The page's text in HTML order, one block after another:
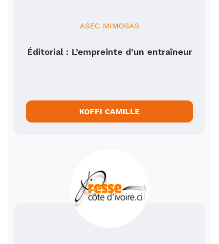
ASEC MIMOSAS
Éditorial : L’empreinte d’un entraîneur
KOFFI CAMILLE